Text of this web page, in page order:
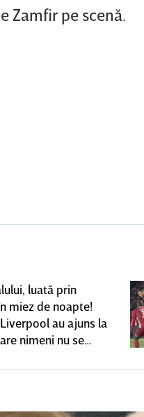
Zamfir pe scenă.
luată prin
miez de noapte!
au ajuns la
nimeni nu se